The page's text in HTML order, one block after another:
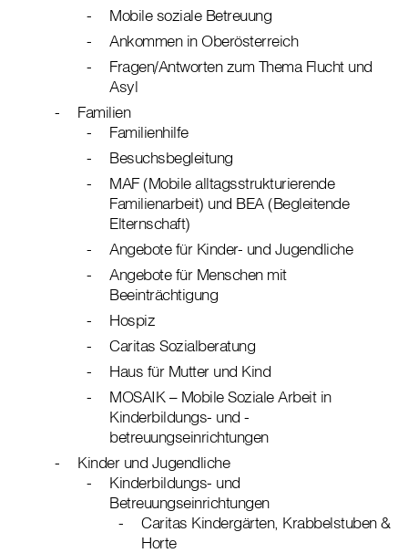
Mobile soziale Betreuung
Ankommen in Oberösterreich
Fragen/Antworten zum Thema Flucht und
Asyl
Familien
Familienhilfe
Besuchsbegleitung
MAF (Mobile alltagsstrukturierende
Familienarbeit) und BEA (Begleitende
Elternschaft)
Angebote für Kinder- und Jugendliche
Angebote für Menschen mit
Beeinträchtigung
Hospiz
Caritas Sozialberatung
Haus für Mutter und Kind
MOSAIK – Mobile Soziale Arbeit in
Kinderbildungs- und -
betreuungseinrichtungen
Kinder und Jugendliche
Kinderbildungs- und
Betreuungseinrichtungen
Caritas Kindergärten, Krabbelstuben &
Horte